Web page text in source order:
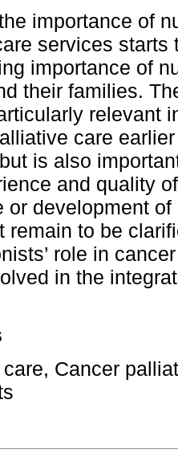
importance of
services starts
importance of
their families.
relevant
care
is also
and quality
or development
remain to be
role in
in the
Cancer